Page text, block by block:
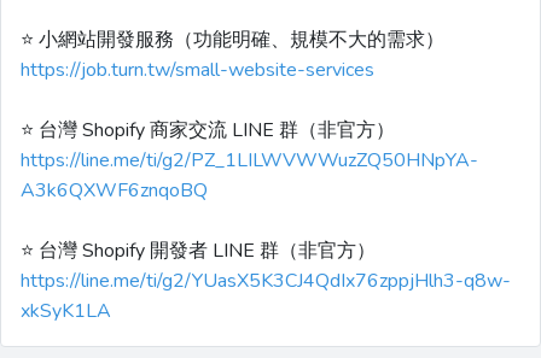
⭐️ 小網站開發服務（功能明確、規模不大的需求）
https://job.turn.tw/small-website-services
⭐️ 台灣 Shopify 商家交流 LINE 群（非官方）
https://line.me/ti/g2/PZ_1LILWVWWuzZQ50HNpYA-
A3k6QXWF6znqoBQ
⭐️ 台灣 Shopify 開發者 LINE 群（非官方）
https://line.me/ti/g2/YUasX5K3CJ4QdIx76zppjHlh3-q8w-
xkSyK1LA